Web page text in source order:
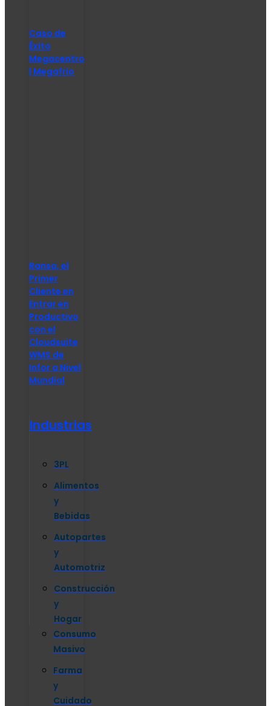
Caso de
Éxito
Megacentro
| Megafrío
Ransa, el
Primer
Cliente en
Entrar en
Productivo
con el
Cloudsuite
WMS de
Infor a Nivel
Mundial
Industrias
3PL
Alimentos
y
Bebidas
Autopartes
y
Automotriz
Construcción
y
Hogar
Consumo
Masivo
Farma
y
Cuidado